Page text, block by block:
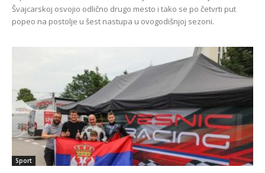
Švajcarskoj osvojio odlično drugo mesto i tako se po četvrti put
popeo na postolje u šest nastupa u ovogodišnjoj sezoni.
Sport